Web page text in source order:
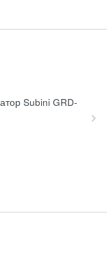
Subini GRD-